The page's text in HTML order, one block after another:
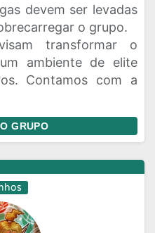
devem ser levadas
o grupo.
transformar o
ambiente de elite
Contamos com a
GRUPO